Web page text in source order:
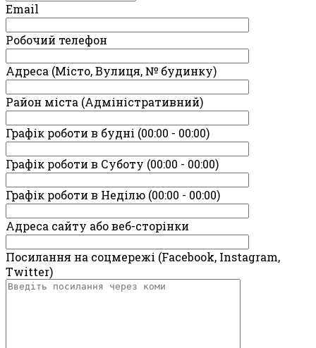
Email
Робочий телефон
Адреса (Місто, Вулиця, № будинку)
Район міста (Адміністративний)
Графік роботи в будні (00:00 - 00:00)
Графік роботи в Суботу (00:00 - 00:00)
Графік роботи в Неділю (00:00 - 00:00)
Адреса сайту або веб-сторінки
Посилання на соцмережі (Facebook, Instagram,
Twitter)